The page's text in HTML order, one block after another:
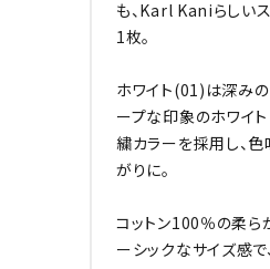
も、Karl Kaniらしい
1枚。
ホワイト(01)は深み
ープな印象のホワイ
繍カラーを採用し、
がりに。
コットン100％の柔ら
ーシックなサイズ感